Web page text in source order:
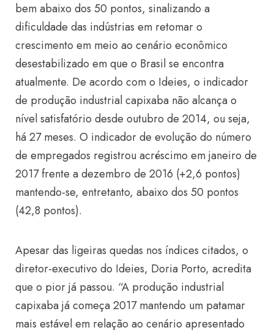
bem abaixo dos 50 pontos, sinalizando a
dificuldade das indústrias em retomar o
crescimento em meio ao cenário econômico
desestabilizado em que o Brasil se encontra
atualmente. De acordo com o Ideies, o indicador
de produção industrial capixaba não alcança o
nível satisfatório desde outubro de 2014, ou seja,
há 27 meses. O indicador de evolução do número
de empregados registrou acréscimo em janeiro de
2017 frente a dezembro de 2016 (+2,6 pontos)
mantendo-se, entretanto, abaixo dos 50 pontos
(42,8 pontos).
Apesar das ligeiras quedas nos índices citados, o
diretor-executivo do Ideies, Doria Porto, acredita
que o pior já passou. “A produção industrial
capixaba já começa 2017 mantendo um patamar
mais estável em relação ao cenário apresentado